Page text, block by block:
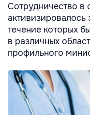
Сотрудничество в
активизировалось
течение которых
в различных
профильного